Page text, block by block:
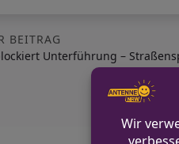
BEITRAG
Unterführung –